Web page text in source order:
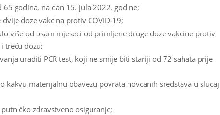
godina, na dan 15. jula 2022. godine;
doze vakcina protiv COVID-19;
više od osam mjeseci od primljene druge doze vakcine protiv
treću dozu;
uraditi PCR test, koji ne smije biti stariji od 72 sahata prije
kakvu materijalnu obavezu povrata novčanih sredstava u
zdravstveno osiguranje;